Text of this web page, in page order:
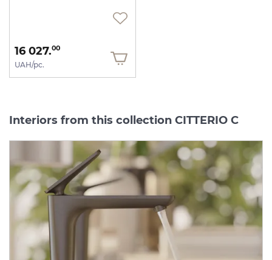
16 027.00
UAH/pc.
Interiors from this collection CITTERIO C